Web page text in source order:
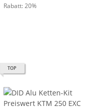
Rabatt:20%
TOP